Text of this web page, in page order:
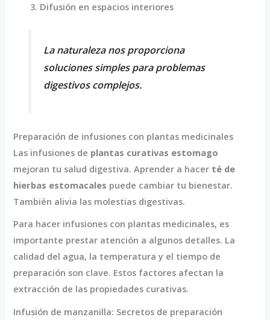
Difusión en espacios interiores
La naturaleza nos proporciona
soluciones simples para problemas
digestivos complejos.
Preparación de infusiones con plantas medicinales
Las infusiones de plantas curativas estomago
mejoran tu salud digestiva. Aprender a hacer té de
hierbas estomacales puede cambiar tu bienestar.
También alivia las molestias digestivas.
Para hacer infusiones con plantas medicinales, es
importante prestar atención a algunos detalles. La
calidad del agua, la temperatura y el tiempo de
preparación son clave. Estos factores afectan la
extracción de las propiedades curativas.
Infusión de manzanilla: Secretos de preparación